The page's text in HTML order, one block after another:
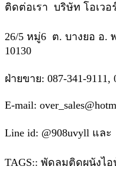
ติดต่อเรา บริษัท โอเวอ
26/5 หมู่6 ต. บางยอ อ.
10130
ฝ่ายขาย: 087-341-9111,
E-mail:
Line id: @908uvyll และ
TAGS:: พัดลมติดผนังไ